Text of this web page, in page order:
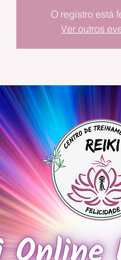
O registro está
Ver outros